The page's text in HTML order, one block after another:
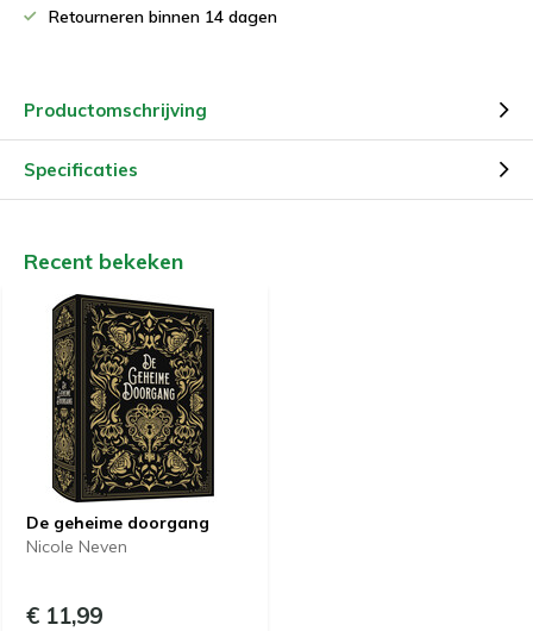
Retourneren binnen 14 dagen
Productomschrijving
Specificaties
Recent bekeken
De geheime doorgang
Nicole Neven
€ 11,99